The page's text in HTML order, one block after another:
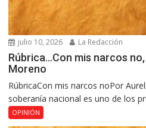
julio 10, 2026 La Redacción
Rúbrica…Con mis narcos
Moreno
RúbricaCon mis narcos noPor
soberanía nacional es uno de los
OPINIÓN